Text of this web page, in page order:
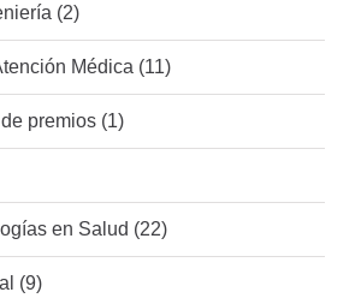
(2)
Médica (11)
premios (1)
en Salud (22)
(9)